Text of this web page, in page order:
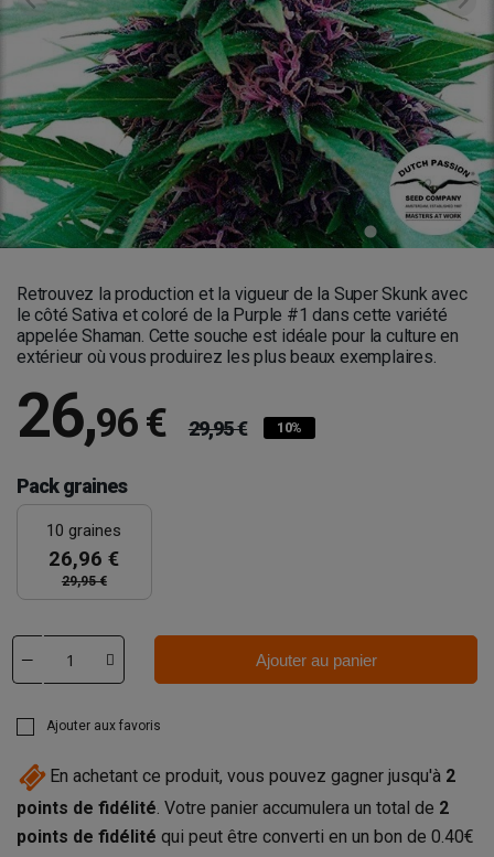
Retrouvez la production et la vigueur de la Super Skunk avec
le côté Sativa et coloré de la Purple #1 dans cette variété
appelée Shaman. Cette souche est idéale pour la culture en
extérieur où vous produirez les plus beaux exemplaires.
26,96 € 29,95 € 10%
Pack graines
10 graines
26,96 €
29,95 €
Ajouter au panier
Ajouter aux favoris
En achetant ce produit, vous pouvez gagner jusqu'à 2
points de fidélité. Votre panier accumulera un total de 2
points de fidélité qui peut être converti en un bon de 0.40€